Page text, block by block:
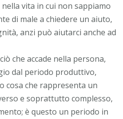
vita in cui non sappiamo
di male a chiedere un aiuto,
anzi può aiutarci anche ad
che accade nella persona,
dal periodo produttivo,
cosa che rappresenta un
e soprattutto complesso,
è questo un periodo in